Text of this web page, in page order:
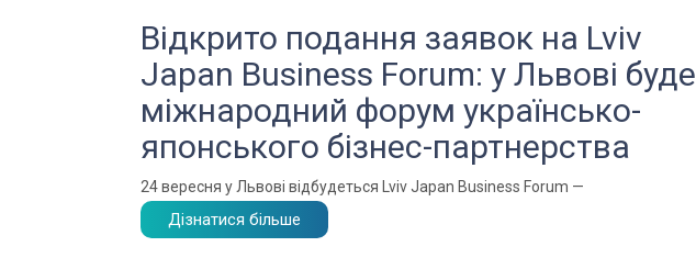
Відкрито подання заявок на Lviv
Japan Business Forum: у Львові буде
міжнародний форум українсько-
японського бізнес-партнерства
24 вересня у Львові відбудеться Lviv Japan Business Forum —
Дізнатися більше